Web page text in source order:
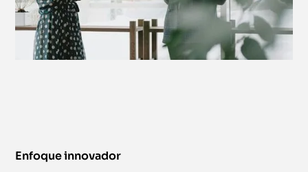
Enfoque innovador